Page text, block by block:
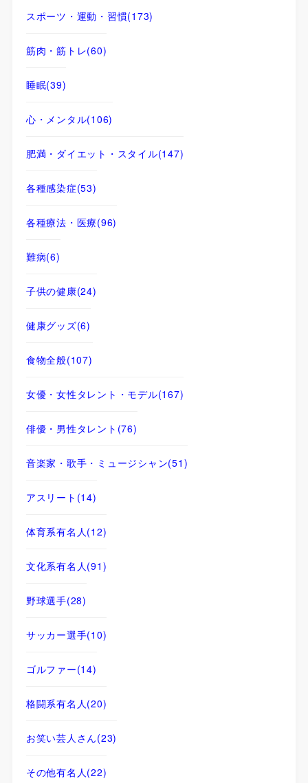
スポーツ・運動・習慣(173)
筋肉・筋トレ(60)
睡眠(39)
心・メンタル(106)
肥満・ダイエット・スタイル(147)
各種感染症(53)
各種療法・医療(96)
難病(6)
子供の健康(24)
健康グッズ(6)
食物全般(107)
女優・女性タレント・モデル(167)
俳優・男性タレント (76)
音楽家・歌手・ミュージシャン(51)
アスリート (14)
体育系有名人(12)
文化系有名人(91)
野球選手(28)
サッカー選手(10)
ゴルファー(14)
格闘系有名人(20)
お笑い芸人さん(23)
その他有名人(22)